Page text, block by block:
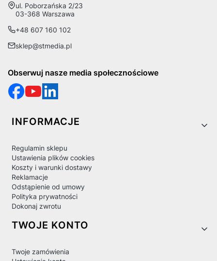
Adres:
ul. Poborzańska 2/23
03-368 Warszawa
+48 607 160 102
sklep@stmedia.pl
Obserwuj nasze media społecznościowe
Linki w stopce
INFORMACJE
Regulamin sklepu
Ustawienia plików cookies
Koszty i warunki dostawy
Reklamacje
Odstąpienie od umowy
Polityka prywatności
Dokonaj zwrotu
TWOJE KONTO
Twoje zamówienia